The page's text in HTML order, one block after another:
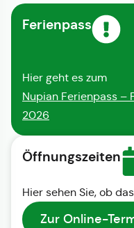
Ferienpass
Hier geht es zum
Nupian Ferienpass –
2026
Öffnungszeiten
Hier sehen Sie, ob
Zur Online-